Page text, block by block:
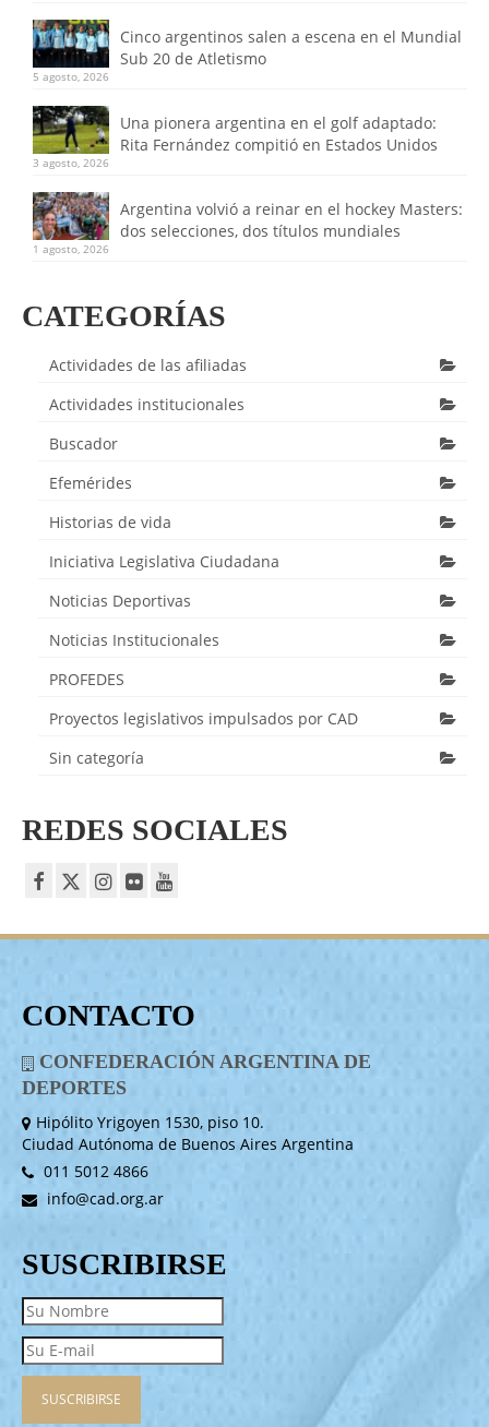
Cinco argentinos salen a escena en el Mundial
Sub 20 de Atletismo
5 agosto, 2026
Una pionera argentina en el golf adaptado:
Rita Fernández compitió en Estados Unidos
3 agosto, 2026
Argentina volvió a reinar en el hockey Masters:
dos selecciones, dos títulos mundiales
1 agosto, 2026
CATEGORÍAS
Actividades de las afiliadas
Actividades institucionales
Buscador
Efemérides
Historias de vida
Iniciativa Legislativa Ciudadana
Noticias Deportivas
Noticias Institucionales
PROFEDES
Proyectos legislativos impulsados por CAD
Sin categoría
REDES SOCIALES
CONTACTO
CONFEDERACIÓN ARGENTINA DE
DEPORTES
Hipólito Yrigoyen 1530, piso 10.
Ciudad Autónoma de Buenos Aires Argentina
011 5012 4866
info@cad.org.ar
SUSCRIBIRSE